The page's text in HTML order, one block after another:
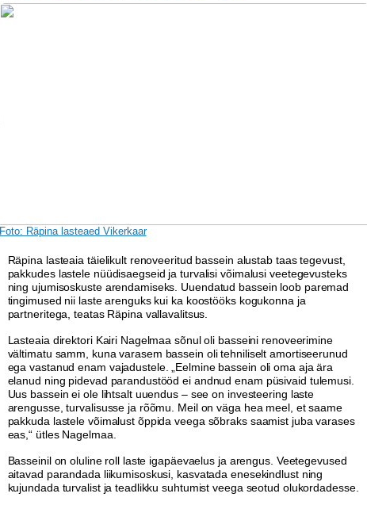
Foto: Räpina lasteaed Vikerkaar
Räpina lasteaia täielikult renoveeritud bassein alustab taas tegevust,
pakkudes lastele nüüdisaegseid ja turvalisi võimalusi veetegevusteks
ning ujumisoskuste arendamiseks. Uuendatud bassein loob paremad
tingimused nii laste arenguks kui ka koostööks kogukonna ja
partneritega, teatas Räpina vallavalitsus.
Lasteaia direktori Kairi Nagelmaa sõnul oli basseini renoveerimine
vältimatu samm, kuna varasem bassein oli tehniliselt amortiseerunud
ega vastanud enam vajadustele. „Eelmine bassein oli oma aja ära
elanud ning pidevad parandustööd ei andnud enam püsivaid tulemusi.
Uus bassein ei ole lihtsalt uuendus – see on investeering laste
arengusse, turvalisusse ja rõõmu. Meil on väga hea meel, et saame
pakkuda lastele võimalust õppida veega sõbraks saamist juba varases
eas,“ ütles Nagelmaa.
Basseinil on oluline roll laste igapäevaelus ja arengus. Veetegevused
aitavad parandada liikumisoskusi, kasvatada enesekindlust ning
kujundada turvalist ja teadlikku suhtumist veega seotud olukordadesse.